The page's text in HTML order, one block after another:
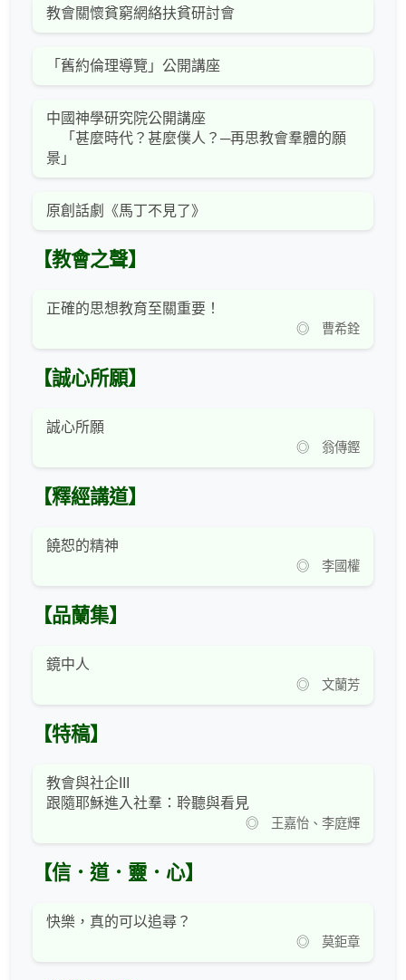
教會關懷貧窮網絡扶貧研討會
「舊約倫理導覽」公開講座
中國神學研究院公開講座
「甚麼時代？甚麼僕人？─再思教會羣體的願
景」
原創話劇《馬丁不見了》
【教會之聲】
正確的思想教育至關重要！
◎ 曹希銓
【誠心所願】
誠心所願
◎ 翁傳鏗
【釋經講道】
饒恕的精神
◎ 李國權
【品蘭集】
鏡中人
◎ 文蘭芳
【特稿】
教會與社企III
跟隨耶穌進入社羣：聆聽與看見
◎ 王嘉怡、李庭輝
【信．道．靈．心】
快樂，真的可以追尋？
◎ 莫鉅章